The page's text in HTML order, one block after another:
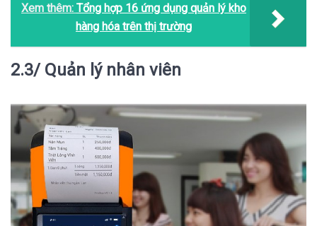
Xem thêm: Tổng hợp 16 ứng dụng quản lý kho
hàng hóa trên thị trường
2.3/ Quản lý nhân viên